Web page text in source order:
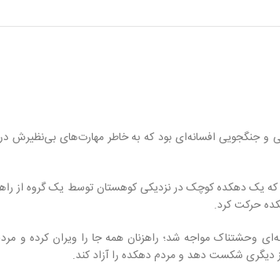
و جنگجویی افسانه‌ای بود که به خاطر مهارت‌های
یک دهکده کوچک در نزدیکی کوهستان توسط یک گروه از
حرکت کرد.
وحشتناک مواجه شد؛ راهزنان همه جا را ویران کرده و
دیگری شکست دهد و مردم دهکده را آزاد کند.